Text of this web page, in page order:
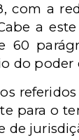
com a
a
e 60
do poder
para o
de